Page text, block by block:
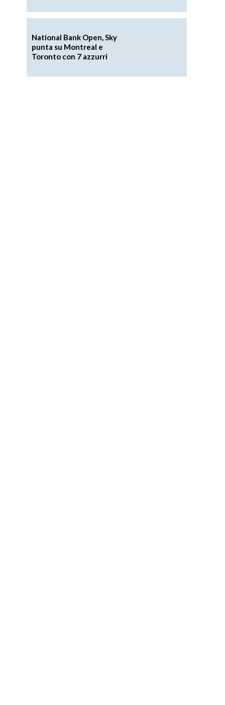
National Bank Open, Sky
punta su Montreal e
Toronto con 7 azzurri